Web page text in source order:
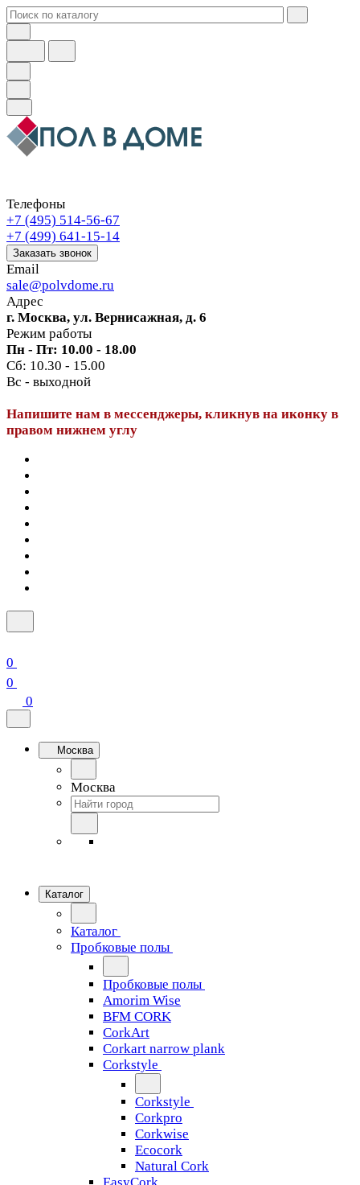
Телефоны
+7 (495) 514-56-67
+7 (499) 641-15-14
Заказать звонок
Email
sale@polvdome.ru
Адрес
г. Москва, ул. Вернисажная, д. 6
Режим работы
Пн - Пт: 10.00 - 18.00
Сб: 10.30 - 15.00
Вс - выходной
Напишите нам в мессенджеры, кликнув на иконку в
правом нижнем углу
0
0
0
Москва
Москва
Каталог
Каталог
Пробковые полы
Пробковые полы
Amorim Wise
BFM CORK
CorkArt
Corkart narrow plank
Corkstyle
Corkstyle
Corkpro
Corkwise
Ecocork
Natural Cork